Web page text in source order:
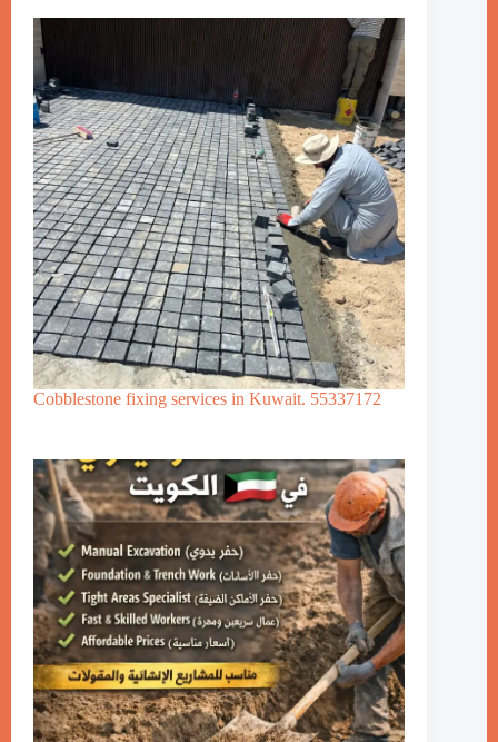
Cobblestone fixing services in Kuwait. 55337172